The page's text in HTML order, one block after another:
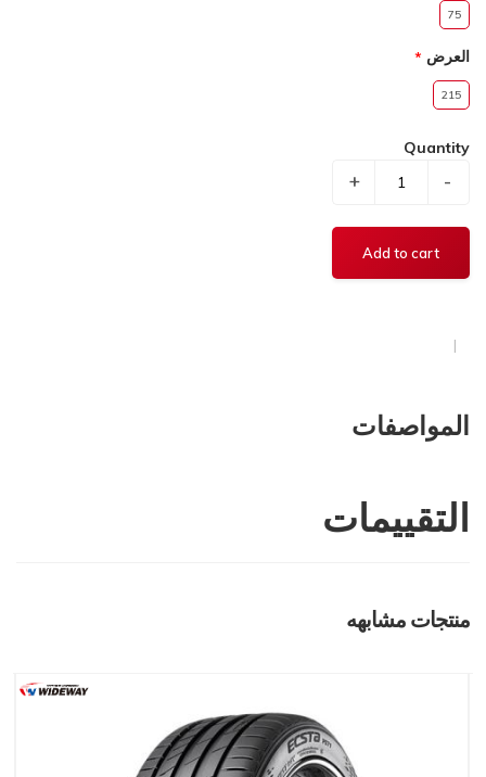
75
العرض
215
Quantity
-
+
المواصفات
التقييمات
منتجات مشابهه